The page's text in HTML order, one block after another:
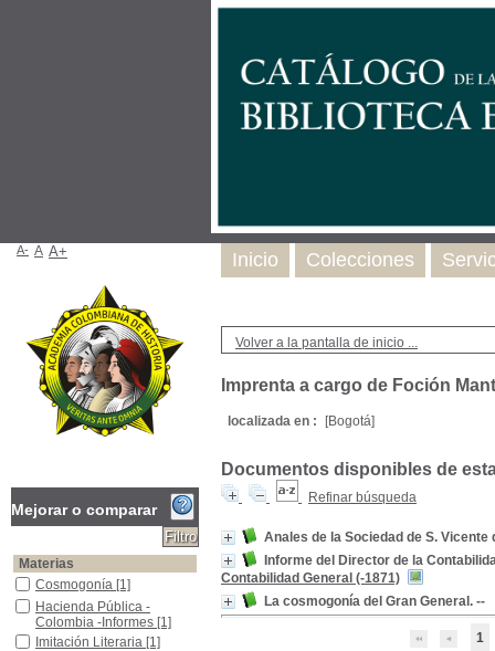
Volver a la pantalla de inicio ...
Imprenta a cargo de Foción
localizada en : [Bogotá]
Documentos disponibles de
Refinar búsqueda
Anales de la Sociedad de S. Vicente
Informe del Director de la
Contabilidad General (-1871)
La cosmogonía del Gran General. --
1
Inicio Colecciones
A- A A+
Mejorar o comparar
Materias
Cosmogonía
Cosmogonía [1]
Hacienda Pública -Colombia -Informes
Hacienda Pública -
Colombia -Informes [1]
Imitación Literaria
Imitación Literaria [1]